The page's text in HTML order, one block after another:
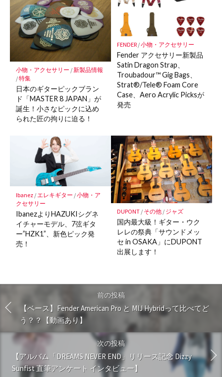
小物・アクセサリー /新製品情報
/特集
日本のギターピックブラン
ド「MASTER 8 JAPAN」が
誕生！小さなピックに込め
られた匠の拘りに迫る！
FENDER/小物・アクセサリー
Fender アクセサリー新製品
Satin Dragon Strap、
Troubadour™ Gig Bags、
Strat®/Tele® Foam Core
Case、Aero Acrylic Picksが
発売
Ibanez/ エレキギター /小物・ア
クセサリー
IbanezよりHAZUKIシグネ
イチャーモデル、7弦ギタ
ー”HZK1”、新色ピック発
売！
DUPONT/ その他/ ジャズ
国内最大級！ギター・ウク
レレの祭典「サウンドメッ
セ in OSAKA」にDUPONT
出展します！
前の投稿
【ベース】Fender American Pro と MIJ Hybridって比べてど
う？？【動画あり】
次の投稿
【アルバム「DREAMS NEVER END」リリース記念 Dizzy
Sunfist 直筆アンケート インタビュー】